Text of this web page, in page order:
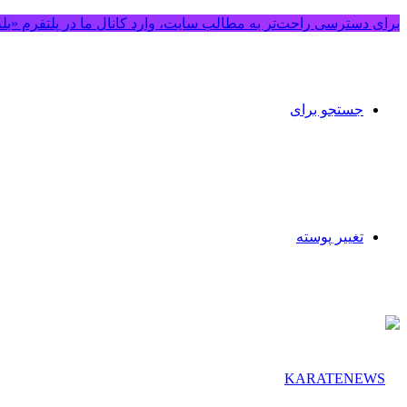
برای دسترسی راحت‌تر به مطالب سایت، وارد کانال ما در پلتفرم
جستجو برای
تغییر پوسته